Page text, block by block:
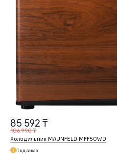
85 592 ₸
106 990 ₸
Холодильник MAUNFELD MFF50WD
Под заказ